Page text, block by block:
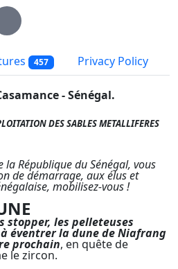
457 Privacy Policy
- Sénégal.
DES SABLES METALLIFERES
la République du Sénégal, vous
de démarrage, aux élus et
mobilisez-vous !
stopper, les pelleteuses
éventrer la dune de Niafrang
prochain, en quête de
le zircon.